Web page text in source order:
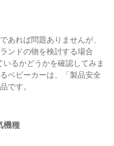
あれば問題ありませんが、
ンドの物を検討する場合
るかどうかを確認してみま
ベビーカーは、​「製品安全
です。
機種